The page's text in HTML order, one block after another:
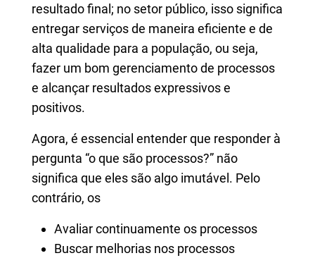
resultado final; no setor público, isso significa
entregar serviços de maneira eficiente e de
alta qualidade para a população, ou seja,
fazer um bom gerenciamento de processos
e alcançar resultados expressivos e
positivos.
Agora, é essencial entender que responder à
pergunta “o que são processos?” não
significa que eles são algo imutável. Pelo
contrário, os
Avaliar continuamente os processos
Buscar melhorias nos processos